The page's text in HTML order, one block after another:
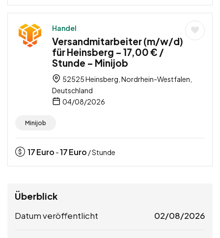
Handel
Versandmitarbeiter (m/w/d)
für Heinsberg – 17,00 € /
Stunde – Minijob
52525 Heinsberg, Nordrhein-Westfalen,
Deutschland
04/08/2026
Minijob
17Euro -17Euro / Stunde
Überblick
Datum veröffentlicht 02/08/2026